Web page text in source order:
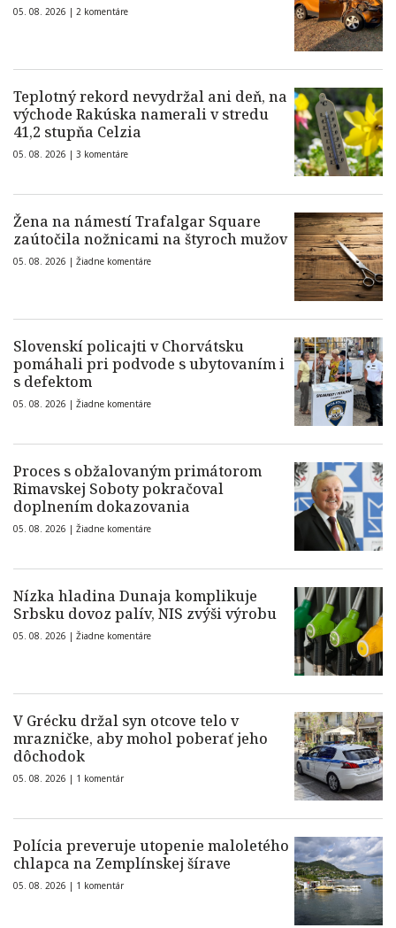
05. 08. 2026 | 2 komentáre
Teplotný rekord nevydržal ani deň, na
východe Rakúska namerali v stredu
41,2 stupňa Celzia
05. 08. 2026 | 3 komentáre
Žena na námestí Trafalgar Square
zaútočila nožnicami na štyroch mužov
05. 08. 2026 | Žiadne komentáre
Slovenskí policajti v Chorvátsku
pomáhali pri podvode s ubytovaním i
s defektom
05. 08. 2026 | Žiadne komentáre
Proces s obžalovaným primátorom
Rimavskej Soboty pokračoval
doplnením dokazovania
05. 08. 2026 | Žiadne komentáre
Nízka hladina Dunaja komplikuje
Srbsku dovoz palív, NIS zvýši výrobu
05. 08. 2026 | Žiadne komentáre
V Grécku držal syn otcove telo v
mrazničke, aby mohol poberať jeho
dôchodok
05. 08. 2026 | 1 komentár
Polícia preveruje utopenie maloletého
chlapca na Zemplínskej šírave
05. 08. 2026 | 1 komentár